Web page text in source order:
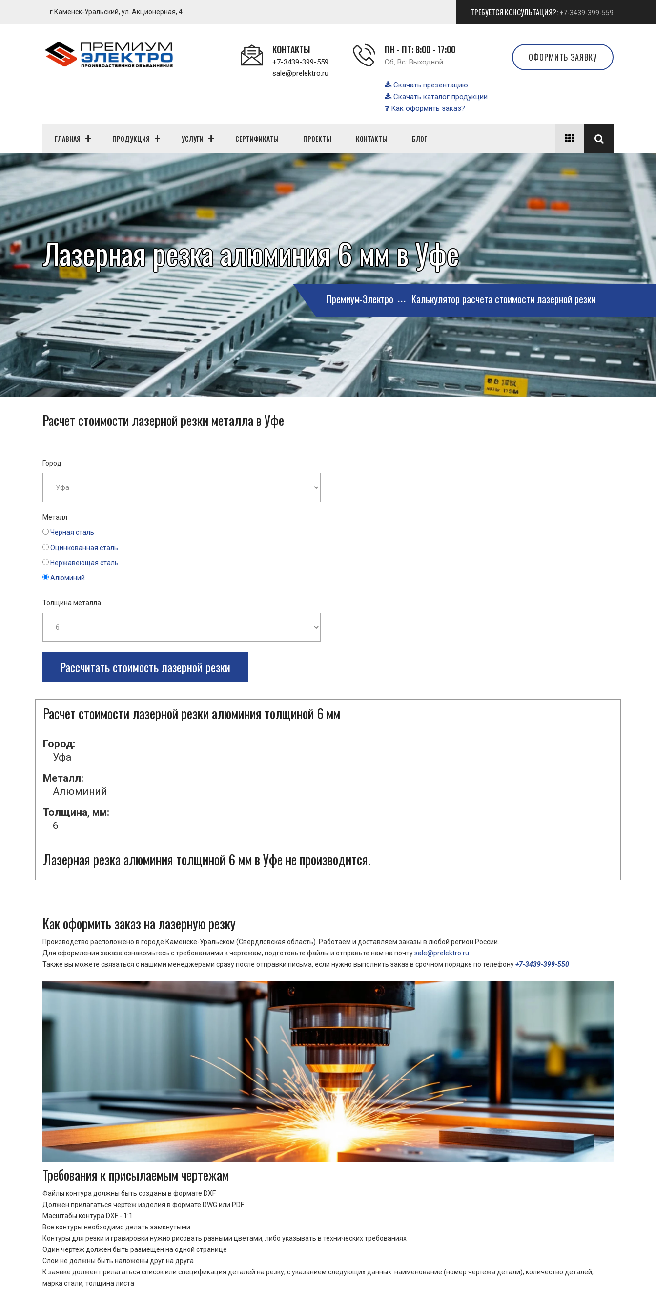
г.Каменск-Уральский, ул. Акционерная, 4 ТРЕБУЕТСЯ КОНСУЛЬТАЦИЯ?: +7-3439-399-559
КОНТАКТЫ
+7-3439-399-559
sale@prelektro.ru
ПН - ПТ: 8:00 - 17:00
Сб, Вс: Выходной
Скачать презентацию
Скачать каталог продукции
Как оформить заказ?
ОФОРМИТЬ ЗАЯВКУ
ГЛАВНАЯ ПРОДУКЦИЯ УСЛУГИ СЕРТИФИКАТЫ ПРОЕКТЫ КОНТАКТЫ БЛОГ
Лазерная резка алюминия 6 мм в Уфе
Премиум-Электро Калькулятор расчета стоимости лазерной резки
Расчет стоимости лазерной резки металла в Уфе
Город
Металл
Черная сталь
Оцинкованная сталь
Нержавеющая сталь
Алюминий
Толщина металла
Рассчитать стоимость лазерной резки
Расчет стоимости лазерной резки алюминия толщиной 6 мм
Город:
Уфа
Металл:
Алюминий
Толщина, мм:
6
Лазерная резка алюминия толщиной 6 мм в Уфе не производится.
Как оформить заказ на лазерную резку
Производство расположено в городе Каменске-Уральском (Свердловская область). Работаем и доставляем заказы в любой регион России.
Для оформления заказа ознакомьтесь с требованиями к чертежам, подготовьте файлы и отправьте нам на почтуsale@prelektro.ru
Также вы можете связаться с нашими менеджерами сразу после отправки письма, если нужно выполнить заказ в срочном порядке по телефону+7-3439-399-550
Требования к присылаемым чертежам
Файлы контура должны быть созданы в формате DXF
Должен прилагаться чертёж изделия в формате DWG или PDF
Масштабы контура DXF - 1:1
Все контуры необходимо делать замкнутыми
Контуры для резки и гравировки нужно рисовать разными цветами, либо указывать в технических требованиях
Один чертеж должен быть размещен на одной странице
Cлои не должны быть наложены друг на друга
К заявке должен прилагаться список или спецификация деталей на резку, с указанием следующих данных: наименование (номер чертежа детали), количество деталей,
марка стали, толщина листа